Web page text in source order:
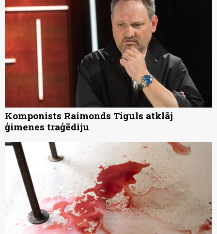
Komponists Raimonds Tiguls atklāj
ģimenes traģēdiju